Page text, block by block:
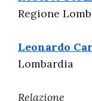
Regione
Leonardo
Lombardia
Relazione